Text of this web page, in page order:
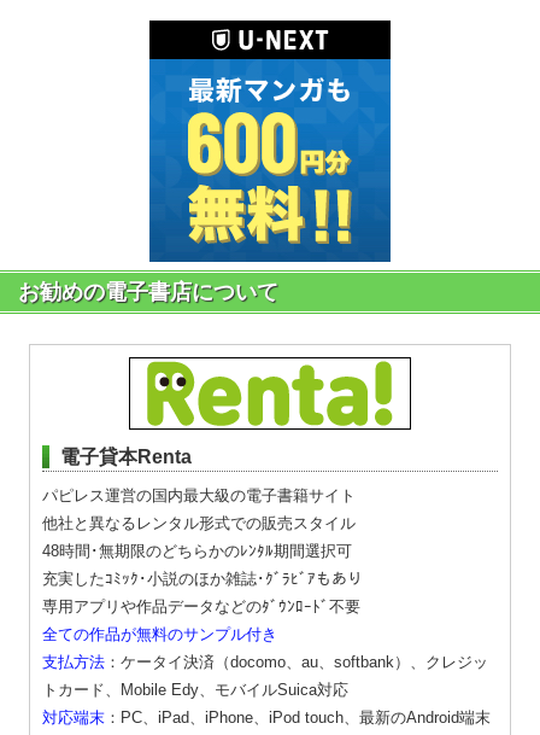
お勧めの電子書店について
電子貸本Renta
パピレス運営の国内最大級の電子書籍サイト
他社と異なるレンタル形式での販売スタイル
48時間･無期限のどちらかのﾚﾝﾀﾙ期間選択可
充実したｺﾐｯｸ･小説のほか雑誌･ｸﾞﾗﾋﾞｱもあり
専用アプリや作品データなどのﾀﾞｳﾝﾛｰﾄﾞ不要
全ての作品が無料のサンプル付き
支払方法 ：ケータイ決済（docomo、au、softbank）、クレジッ
トカード、Mobile Edy、モバイルSuica対応
対応端末 ：PC、iPad、iPhone、iPod touch、最新のAndroid端末